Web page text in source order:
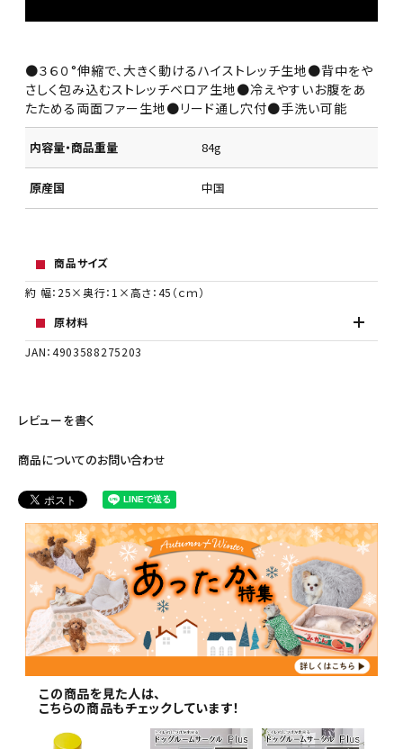
●３６０°伸縮で、大きく動けるハイストレッチ生地●背中をや
さしく包み込むストレッチベロア生地●冷えやすいお腹をあ
たためる両面ファー生地●リード通し穴付●手洗い可能
内容量・商品重量 84g
原産国 中国
商品サイズ
約 幅：25×奥行：1×高さ：45（ｃｍ）
原材料
JAN：4903588275203
レビューを書く
商品についてのお問い合わせ
この商品を見た人は、
こちらの商品もチェックしています！